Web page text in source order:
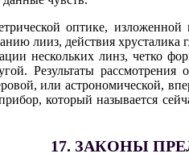
оптике,
лииз, действия хрусталика
нескольких линз, четко
Результаты
или астрономической,
который называется
17. ЗАКОНЫ